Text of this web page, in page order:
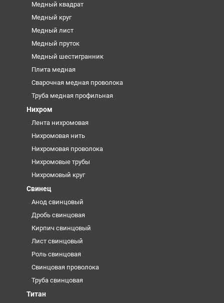
Медный квадрат
Медный круг
Медный лист
Медный пруток
Медный шестигранник
Плита медная
Сварочная медная проволока
Труба медная профильная
Нихром
Лента нихромовая
Нихромовая нить
Нихромовая проволока
Нихромовые трубы
Нихромовый круг
Свинец
Анод свинцовый
Дробь свинцовая
Кирпич свинцовый
Лист свинцовый
Роль свинцовая
Свинцовая проволока
Труба свинцовая
Титан